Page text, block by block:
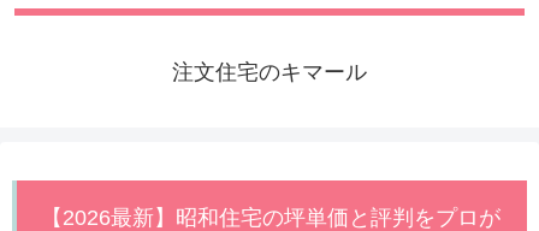
注文住宅のキマール
【2026最新】昭和住宅の坪単価と評判をプロが